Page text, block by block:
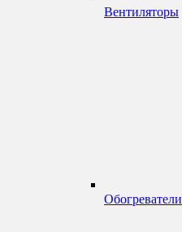
Вентиляторы
Обогреватели